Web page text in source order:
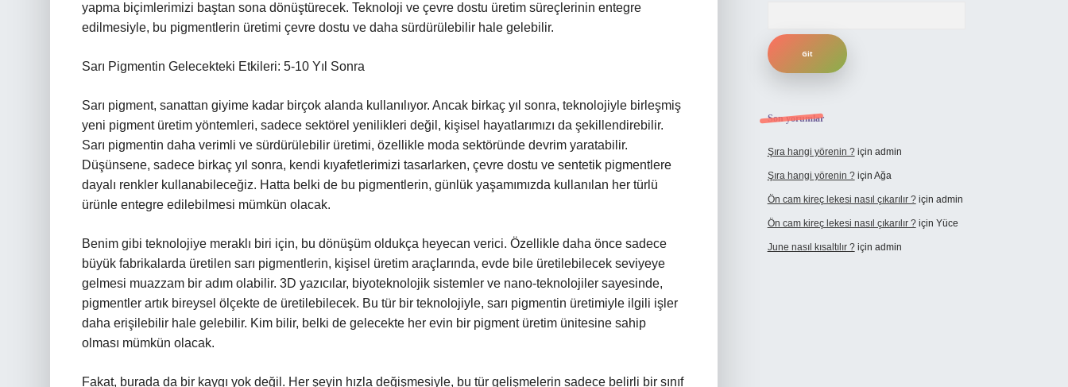
yapma biçimlerimizi baştan sona dönüştürecek. Teknoloji ve çevre dostu üretim süreçlerinin entegre
edilmesiyle, bu pigmentlerin üretimi çevre dostu ve daha sürdürülebilir hale gelebilir.
Sarı Pigmentin Gelecekteki Etkileri: 5-10 Yıl Sonra
Sarı pigment, sanattan giyime kadar birçok alanda kullanılıyor. Ancak birkaç yıl sonra, teknolojiyle birleşmiş
yeni pigment üretim yöntemleri, sadece sektörel yenilikleri değil, kişisel hayatlarımızı da şekillendirebilir.
Sarı pigmentin daha verimli ve sürdürülebilir üretimi, özellikle moda sektöründe devrim yaratabilir.
Düşünsene, sadece birkaç yıl sonra, kendi kıyafetlerimizi tasarlarken, çevre dostu ve sentetik pigmentlere
dayalı renkler kullanabileceğiz. Hatta belki de bu pigmentlerin, günlük yaşamımızda kullanılan her türlü
ürünle entegre edilebilmesi mümkün olacak.
Benim gibi teknolojiye meraklı biri için, bu dönüşüm oldukça heyecan verici. Özellikle daha önce sadece
büyük fabrikalarda üretilen sarı pigmentlerin, kişisel üretim araçlarında, evde bile üretilebilecek seviyeye
gelmesi muazzam bir adım olabilir. 3D yazıcılar, biyoteknolojik sistemler ve nano-teknolojiler sayesinde,
pigmentler artık bireysel ölçekte de üretilebilecek. Bu tür bir teknolojiyle, sarı pigmentin üretimiyle ilgili işler
daha erişilebilir hale gelebilir. Kim bilir, belki de gelecekte her evin bir pigment üretim ünitesine sahip
olması mümkün olacak.
Fakat, burada da bir kaygı yok değil. Her şeyin hızla değişmesiyle, bu tür gelişmelerin sadece belirli bir sınıf
Son yorumlar
Şıra hangi yörenin ?için admin
Şıra hangi yörenin ?için Ağa
Ön cam kireç lekesi nasıl çıkarılır ?için admin
Ön cam kireç lekesi nasıl çıkarılır ?için Yüce
June nasıl kısaltılır ?için admin